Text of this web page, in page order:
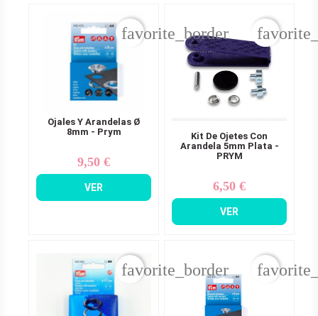
Ojales Y Arandelas Ø
8mm - Prym
Precio
9,50 €
VER
favorite_border
Kit De Ojetes Con
Arandela 5mm Plata -
PRYM
Precio
6,50 €
VER
favorite_border